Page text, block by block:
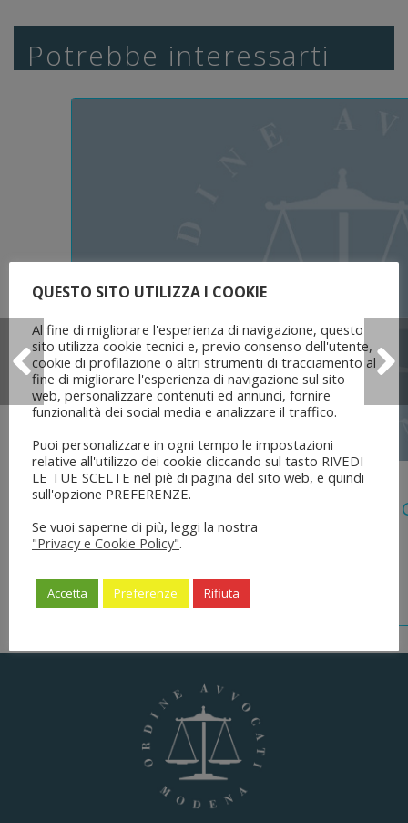
Potrebbe interessarti
5 Agosto 2026
Legge 28 Luglio 2026 N. 137 “delega
Dell’ordinamento Forense”
QUESTO SITO UTILIZZA I COOKIE
Al fine di migliorare l'esperienza di navigazione, questo
sito utilizza cookie tecnici e, previo consenso dell'utente,
cookie di profilazione o altri strumenti di tracciamento al
fine di migliorare l'esperienza di navigazione sul sito
web, personalizzare contenuti ed annunci, fornire
funzionalità dei social media e analizzare il traffico.
Puoi personalizzare in ogni tempo le impostazioni
relative all'utilizzo dei cookie cliccando sul tasto RIVEDI
LE TUE SCELTE nel piè di pagina del sito web, e quindi
sull'opzione PREFERENZE.
Se vuoi saperne di più, leggi la nostra
"Privacy e Cookie Policy".
Accetta Preferenze Rifiuta